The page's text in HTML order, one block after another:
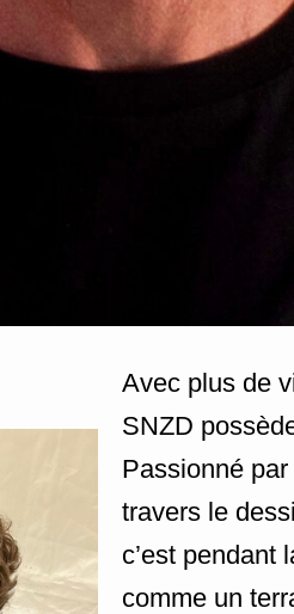
Avec plus de
SNZD
Passionné
travers le
c’est pendant
comme un